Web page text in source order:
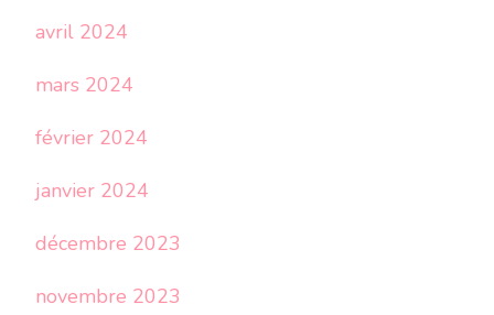
avril 2024
mars 2024
février 2024
janvier 2024
décembre 2023
novembre 2023